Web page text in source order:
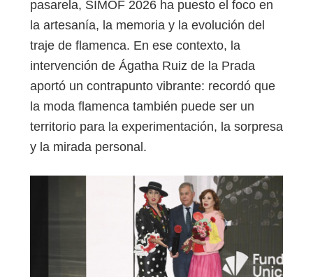
pasarela, SIMOF 2026 ha puesto el foco en
la artesanía, la memoria y la evolución del
traje de flamenca. En ese contexto, la
intervención de Ágatha Ruiz de la Prada
aportó un contrapunto vibrante: recordó que
la moda flamenca también puede ser un
territorio para la experimentación, la sorpresa
y la mirada personal.